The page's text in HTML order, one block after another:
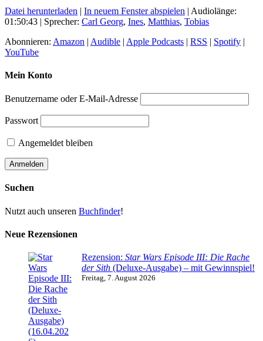
Datei herunterladen | In neuem Fenster abspielen | Audiolänge:
01:50:43 | Sprecher: Carl Georg, Ines, Matthias, Tobias
Abonnieren: Amazon | Audible | Apple Podcasts | RSS | Spotify |
YouTube
Mein Konto
Benutzername oder E-Mail-Adresse
Passwort
Angemeldet bleiben
Suchen
Nutzt auch unseren Buchfinder!
Neue Rezensionen
Rezension: Star Wars Episode III: Die Rache
der Sith (Deluxe-Ausgabe) – mit Gewinnspiel!
Freitag, 7. August 2026